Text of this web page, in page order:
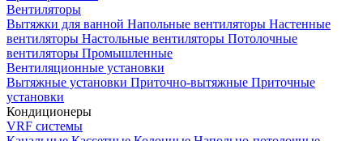
Вентиляторы
Вытяжки для ванной Напольные вентиляторы Настенные
вентиляторы Настольные вентиляторы Потолочные
вентиляторы Промышленные
Вентиляционные установки
Вытяжные установки Приточно-вытяжные Приточные
установки
Кондиционеры
VRF системы